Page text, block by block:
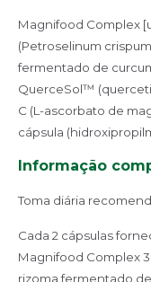
Magnifood Complex
(Petroselinum crispum
fermentado de
QuerceSol™
C (L-ascorbato de
cápsula
Informação
Toma diária
Cada 2 cápsulas
Magnifood Complex
rizoma fermentado